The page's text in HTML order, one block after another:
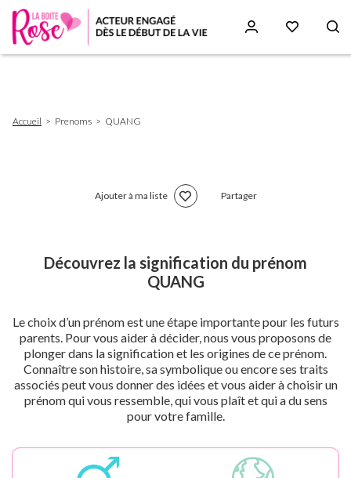
d'Ariane
Accueil Prenoms QUANG
Ajouter à ma liste Partager
Découvrez la signification du prénom
QUANG
Le choix d’un prénom est une étape importante pour les futurs
parents. Pour vous aider à décider, nous vous proposons de
plonger dans la signification et les origines de ce prénom.
Connaître son histoire, sa symbolique ou encore ses traits
associés peut vous donner des idées et vous aider à choisir un
prénom qui vous ressemble, qui vous plaît et qui a du sens
pour votre famille.